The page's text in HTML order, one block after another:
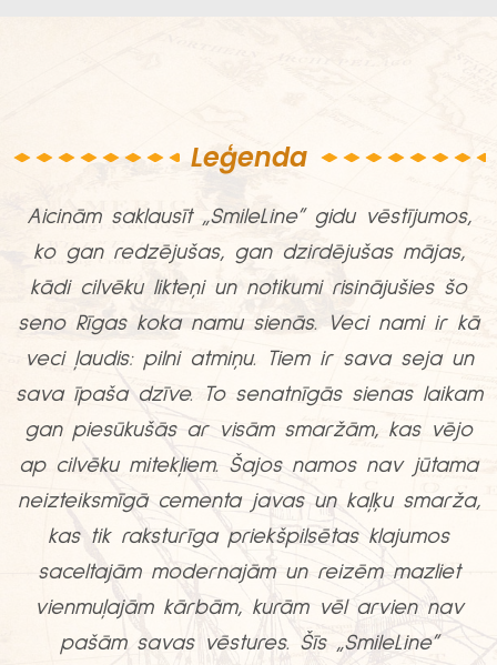
Leģenda
Aicinām saklausīt „SmileLine” gidu vēstījumos,
ko gan redzējušas, gan dzirdējušas mājas,
kādi cilvēku likteņi un notikumi risinājušies šo
seno Rīgas koka namu sienās. Veci nami ir kā
veci ļaudis: pilni atmiņu. Tiem ir sava seja un
sava īpaša dzīve. To senatnīgās sienas laikam
gan piesūkušās ar visām smaržām, kas vējo
ap cilvēku mitekļiem. Šajos namos nav jūtama
neizteiksmīgā cementa javas un kaļķu smarža,
kas tik raksturīga priekšpilsētas klajumos
saceltajām modernajām un reizēm mazliet
vienmuļajām kārbām, kurām vēl arvien nav
pašām savas vēstures. Šīs „SmileLine”